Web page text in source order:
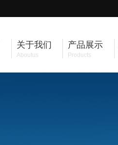
关于我们
Aboutus
产品展示
Products